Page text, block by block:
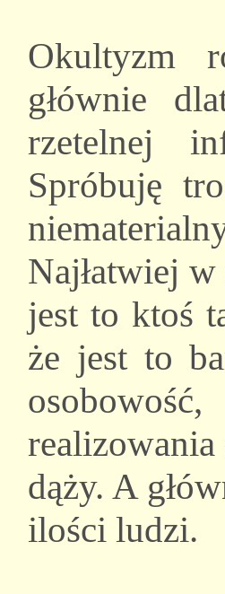
Okultyzm
głównie
rzetelnej
Spróbuję
Najłatwiej
jest to ktoś
że jest to
dąży. A
ilości ludzi.